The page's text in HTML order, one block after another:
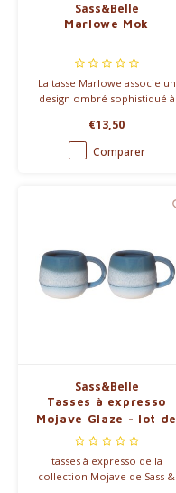
Sass&Belle
Marlowe Mok
La tasse Marlowe associe un
design ombré sophistiqué à
une capacité de 260 ml, elle
est idéale pour vos moments
café du quotidien.
€13,50
Comparer
Sass&Belle
Tasses à expresso
Mojave Glaze - lot de
2
tasses à expresso de la
collection Mojave de Sass &